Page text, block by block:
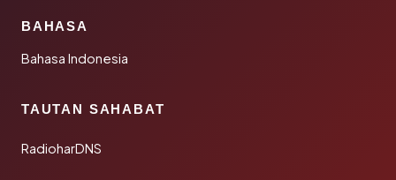
BAHASA
Bahasa Indonesia
TAUTAN SAHABAT
RadioharDNS